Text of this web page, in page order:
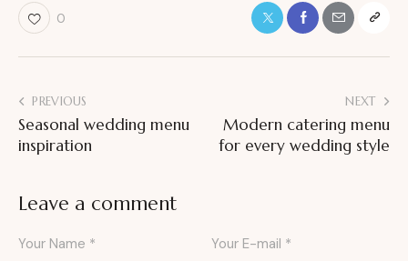
0
PREVIOUS
Seasonal wedding menu
inspiration
NEXT
Modern catering menu
for every wedding style
Leave a comment